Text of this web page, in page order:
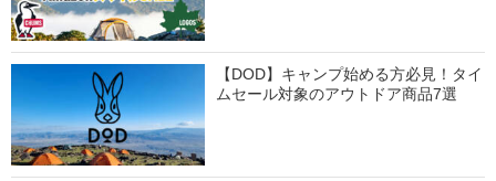
【DOD】キャンプ始める方必見！タイ
ムセール対象のアウトドア商品7選